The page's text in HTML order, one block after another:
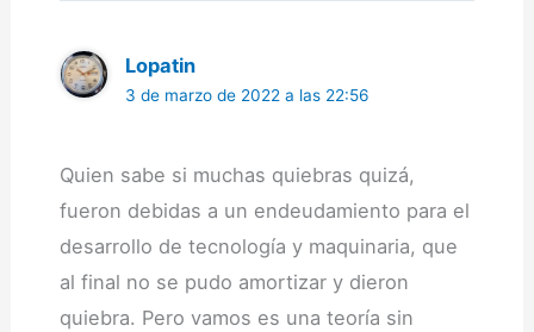
Lopatin
3 de marzo de 2022 a las 22:56
Quien sabe si muchas quiebras quizá,
fueron debidas a un endeudamiento para el
desarrollo de tecnología y maquinaria, que
al final no se pudo amortizar y dieron
quiebra. Pero vamos es una teoría sin